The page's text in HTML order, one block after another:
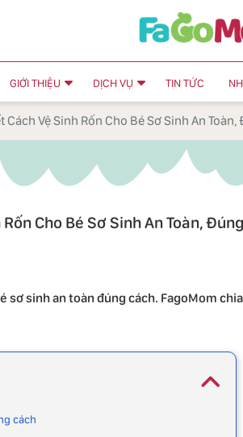
GIỚI THIỆU DỊCH VỤ TIN TỨC
Cách Vệ Sinh Rốn Cho Bé Sơ Sinh An
Cho Bé Sơ Sinh An Toàn,
sơ sinh an toàn đúng cách. FagoMom
cách